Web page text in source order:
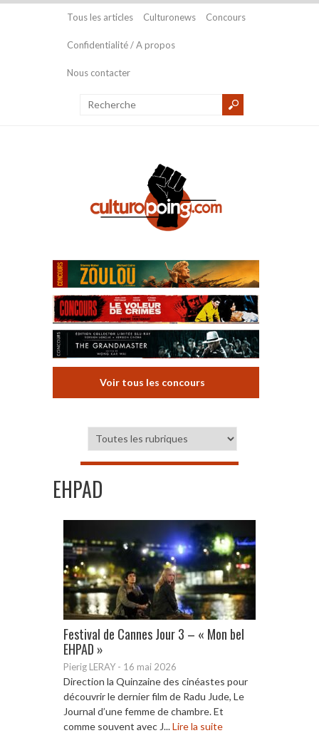
Tous les articles Culturonews Concours
Confidentialité / A propos
Nous contacter
Voir tous les concours
EHPAD
Festival de Cannes Jour 3 – « Mon bel
EHPAD »
Pierig LERAY - 16 mai 2026
Direction la Quinzaine des cinéastes pour
découvrir le dernier film de Radu Jude, Le
Journal d’une femme de chambre. Et
comme souvent avec J...Lire la suite